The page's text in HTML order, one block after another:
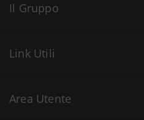
Il Gruppo
Link Utili
Area Utente